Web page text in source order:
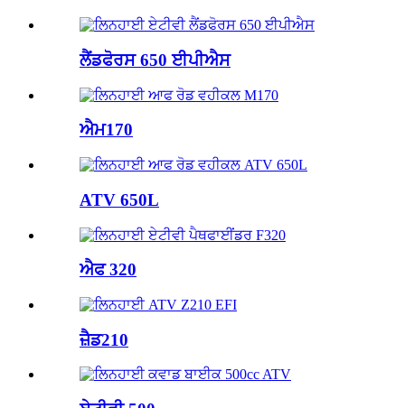
ਲੈਂਡਫੋਰਸ 650 ਈਪੀਐਸ
ਐਮ170
ATV 650L
ਐਫ 320
ਜ਼ੈਡ210